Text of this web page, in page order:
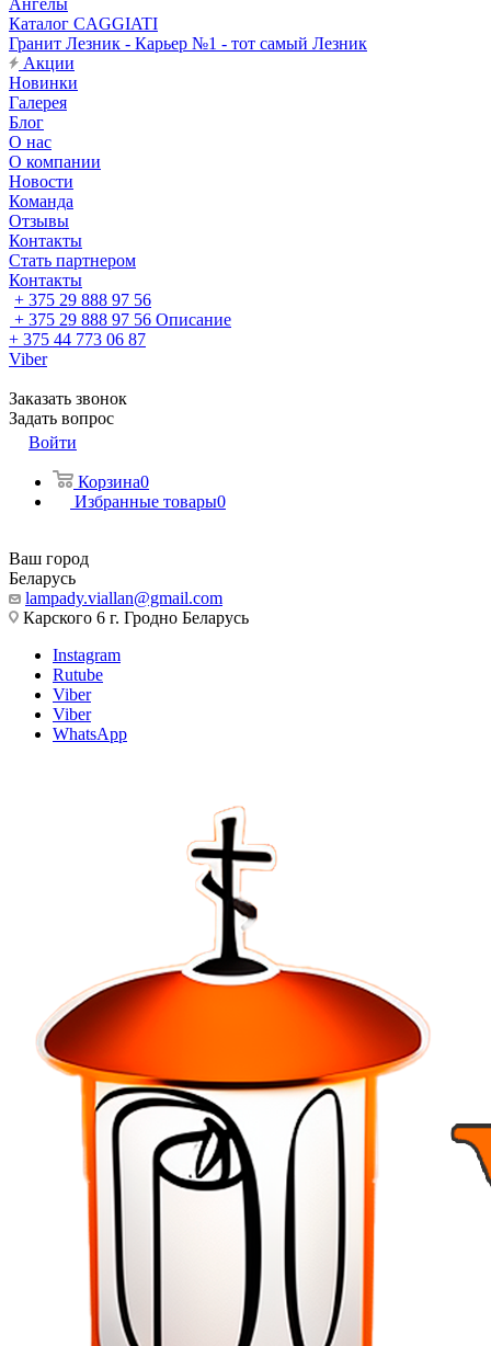
Ангелы
Каталог CAGGIATI
Гранит Лезник - Карьер №1 - тот самый Лезник
Акции
Новинки
Галерея
Блог
О нас
О компании
Новости
Команда
Отзывы
Контакты
Стать партнером
Контакты
+ 375 29 888 97 56
+ 375 29 888 97 56 Описание
+ 375 44 773 06 87
Viber
Заказать звонок
Задать вопрос
Войти
Корзина0
Избранные товары0
Ваш город
Беларусь
lampady.viallan@gmail.com
Карского 6 г. Гродно Беларусь
Instagram
Rutube
Viber
Viber
WhatsApp